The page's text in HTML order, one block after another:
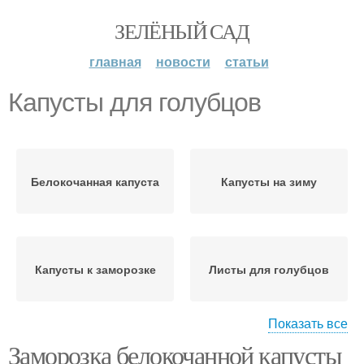
ЗЕЛЁНЫЙ САД
главная новости статьи
Капусты для голубцов
Белокочанная капуста Капусты на зиму
Капусты к заморозке Листы для голубцов
Капуста для голубцов
Капусты перед
Показать все
Заморозка белокочанной капусты